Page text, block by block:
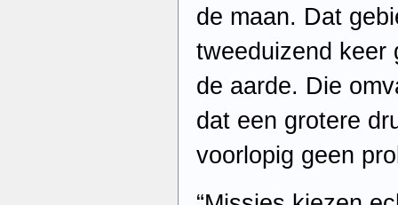
de maan. Dat
tweeduizend keer
de aarde. Die
dat een grotere
voorlopig geen